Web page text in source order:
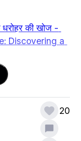
धरोहर की खोज -
Discovering a
20